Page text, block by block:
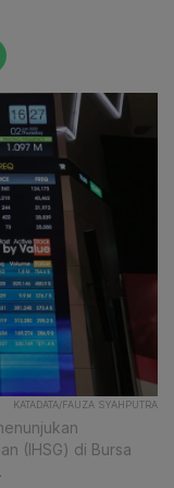
KATADATA/FAUZA SYAHPUTRA
(IHSG) di Bursa